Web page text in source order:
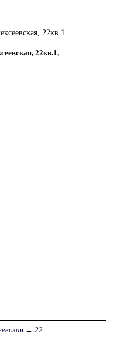
22кв.1
22кв.1,
→ 22